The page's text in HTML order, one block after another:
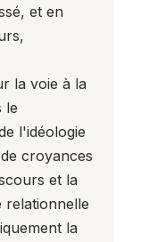
et en
la voie à la
le
l'idéologie
croyances
et la
relationnelle
la